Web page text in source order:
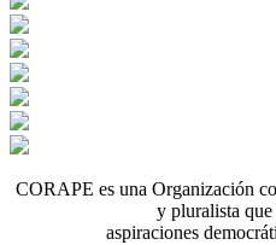
CORAPE es una Organización
y pluralista que
aspiraciones